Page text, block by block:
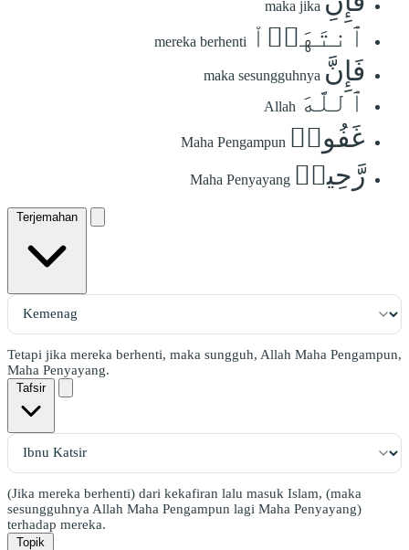
maka jika
ٱنتَهَوۡاْ mereka berhenti
فَإِنَّ maka sesungguhnya
ٱللَّهَ Allah
غَفُورٞ Maha Pengampun
رَّحِيمٞ Maha Penyayang
Terjemahan
Tetapi jika mereka berhenti, maka sungguh, Allah Maha Pengampun,
Maha Penyayang.
Tafsir
(Jika mereka berhenti) dari kekafiran lalu masuk Islam, (maka
sesungguhnya Allah Maha Pengampun lagi Maha Penyayang)
terhadap mereka.
Topik